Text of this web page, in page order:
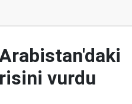
vurdu